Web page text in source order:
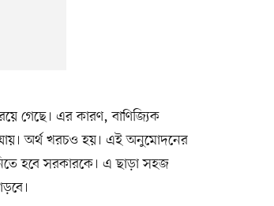
গেছে। এর কারণ, বাণিজ্যিক
অর্থ খরচও হয়। এই অনুমোদনের
হবে সরকারকে। এ ছাড়া সহজ